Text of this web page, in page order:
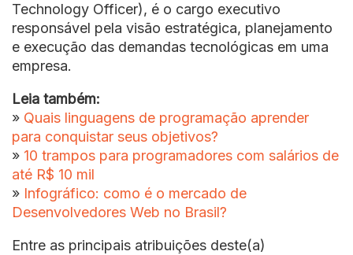
Technology Officer), é o cargo executivo
responsável pela visão estratégica, planejamento
e execução das demandas tecnológicas em uma
empresa.
Leia também:
» Quais linguagens de programação aprender
para conquistar seus objetivos?
» 10 trampos para programadores com salários de
até R$ 10 mil
» Infográfico: como é o mercado de
Desenvolvedores Web no Brasil?
Entre as principais atribuições deste(a)